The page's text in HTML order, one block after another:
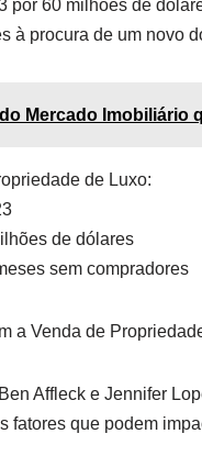
por 60 milhões de
à procura de um novo
Mercado Imobiliário
de Luxo:
de dólares
sem compradores
a Venda de
Affleck e Jennifer
fatores que podem